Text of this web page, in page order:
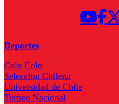
Deportes
Colo Colo
Seleccion Chilena
Universidad de Chile
Torneo Nacional